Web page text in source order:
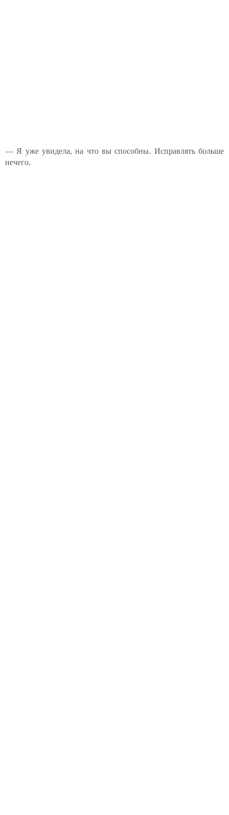
— Я уже увидела, на что вы способны. Исправлять больше
нечего.